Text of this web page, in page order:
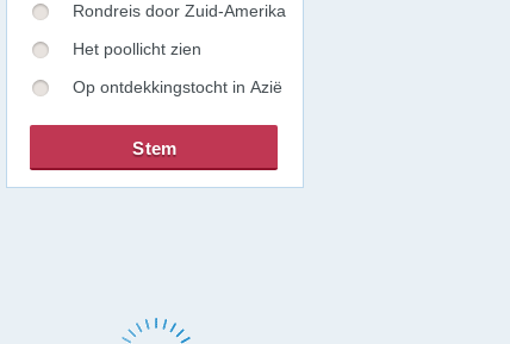
Rondreis door Zuid-Amerika
Het poollicht zien
Op ontdekkingstocht in Azië